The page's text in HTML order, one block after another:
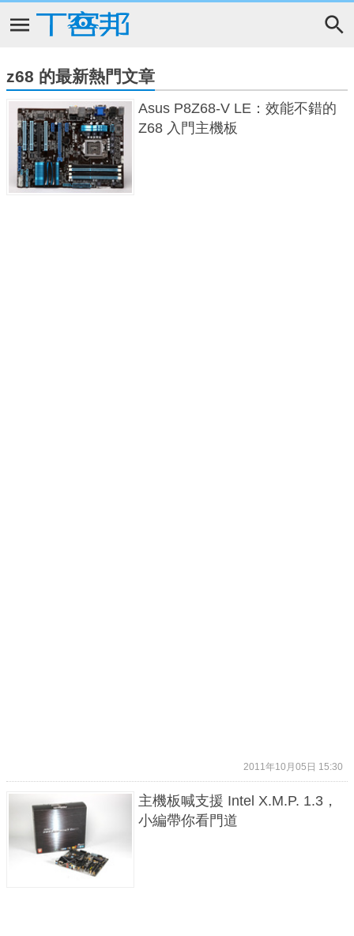
z68 的最新熱門文章
Asus P8Z68-V LE：效能不錯的
Z68 入門主機板
2011年10月05日 15:30
主機板喊支援 Intel X.M.P. 1.3，
小編帶你看門道